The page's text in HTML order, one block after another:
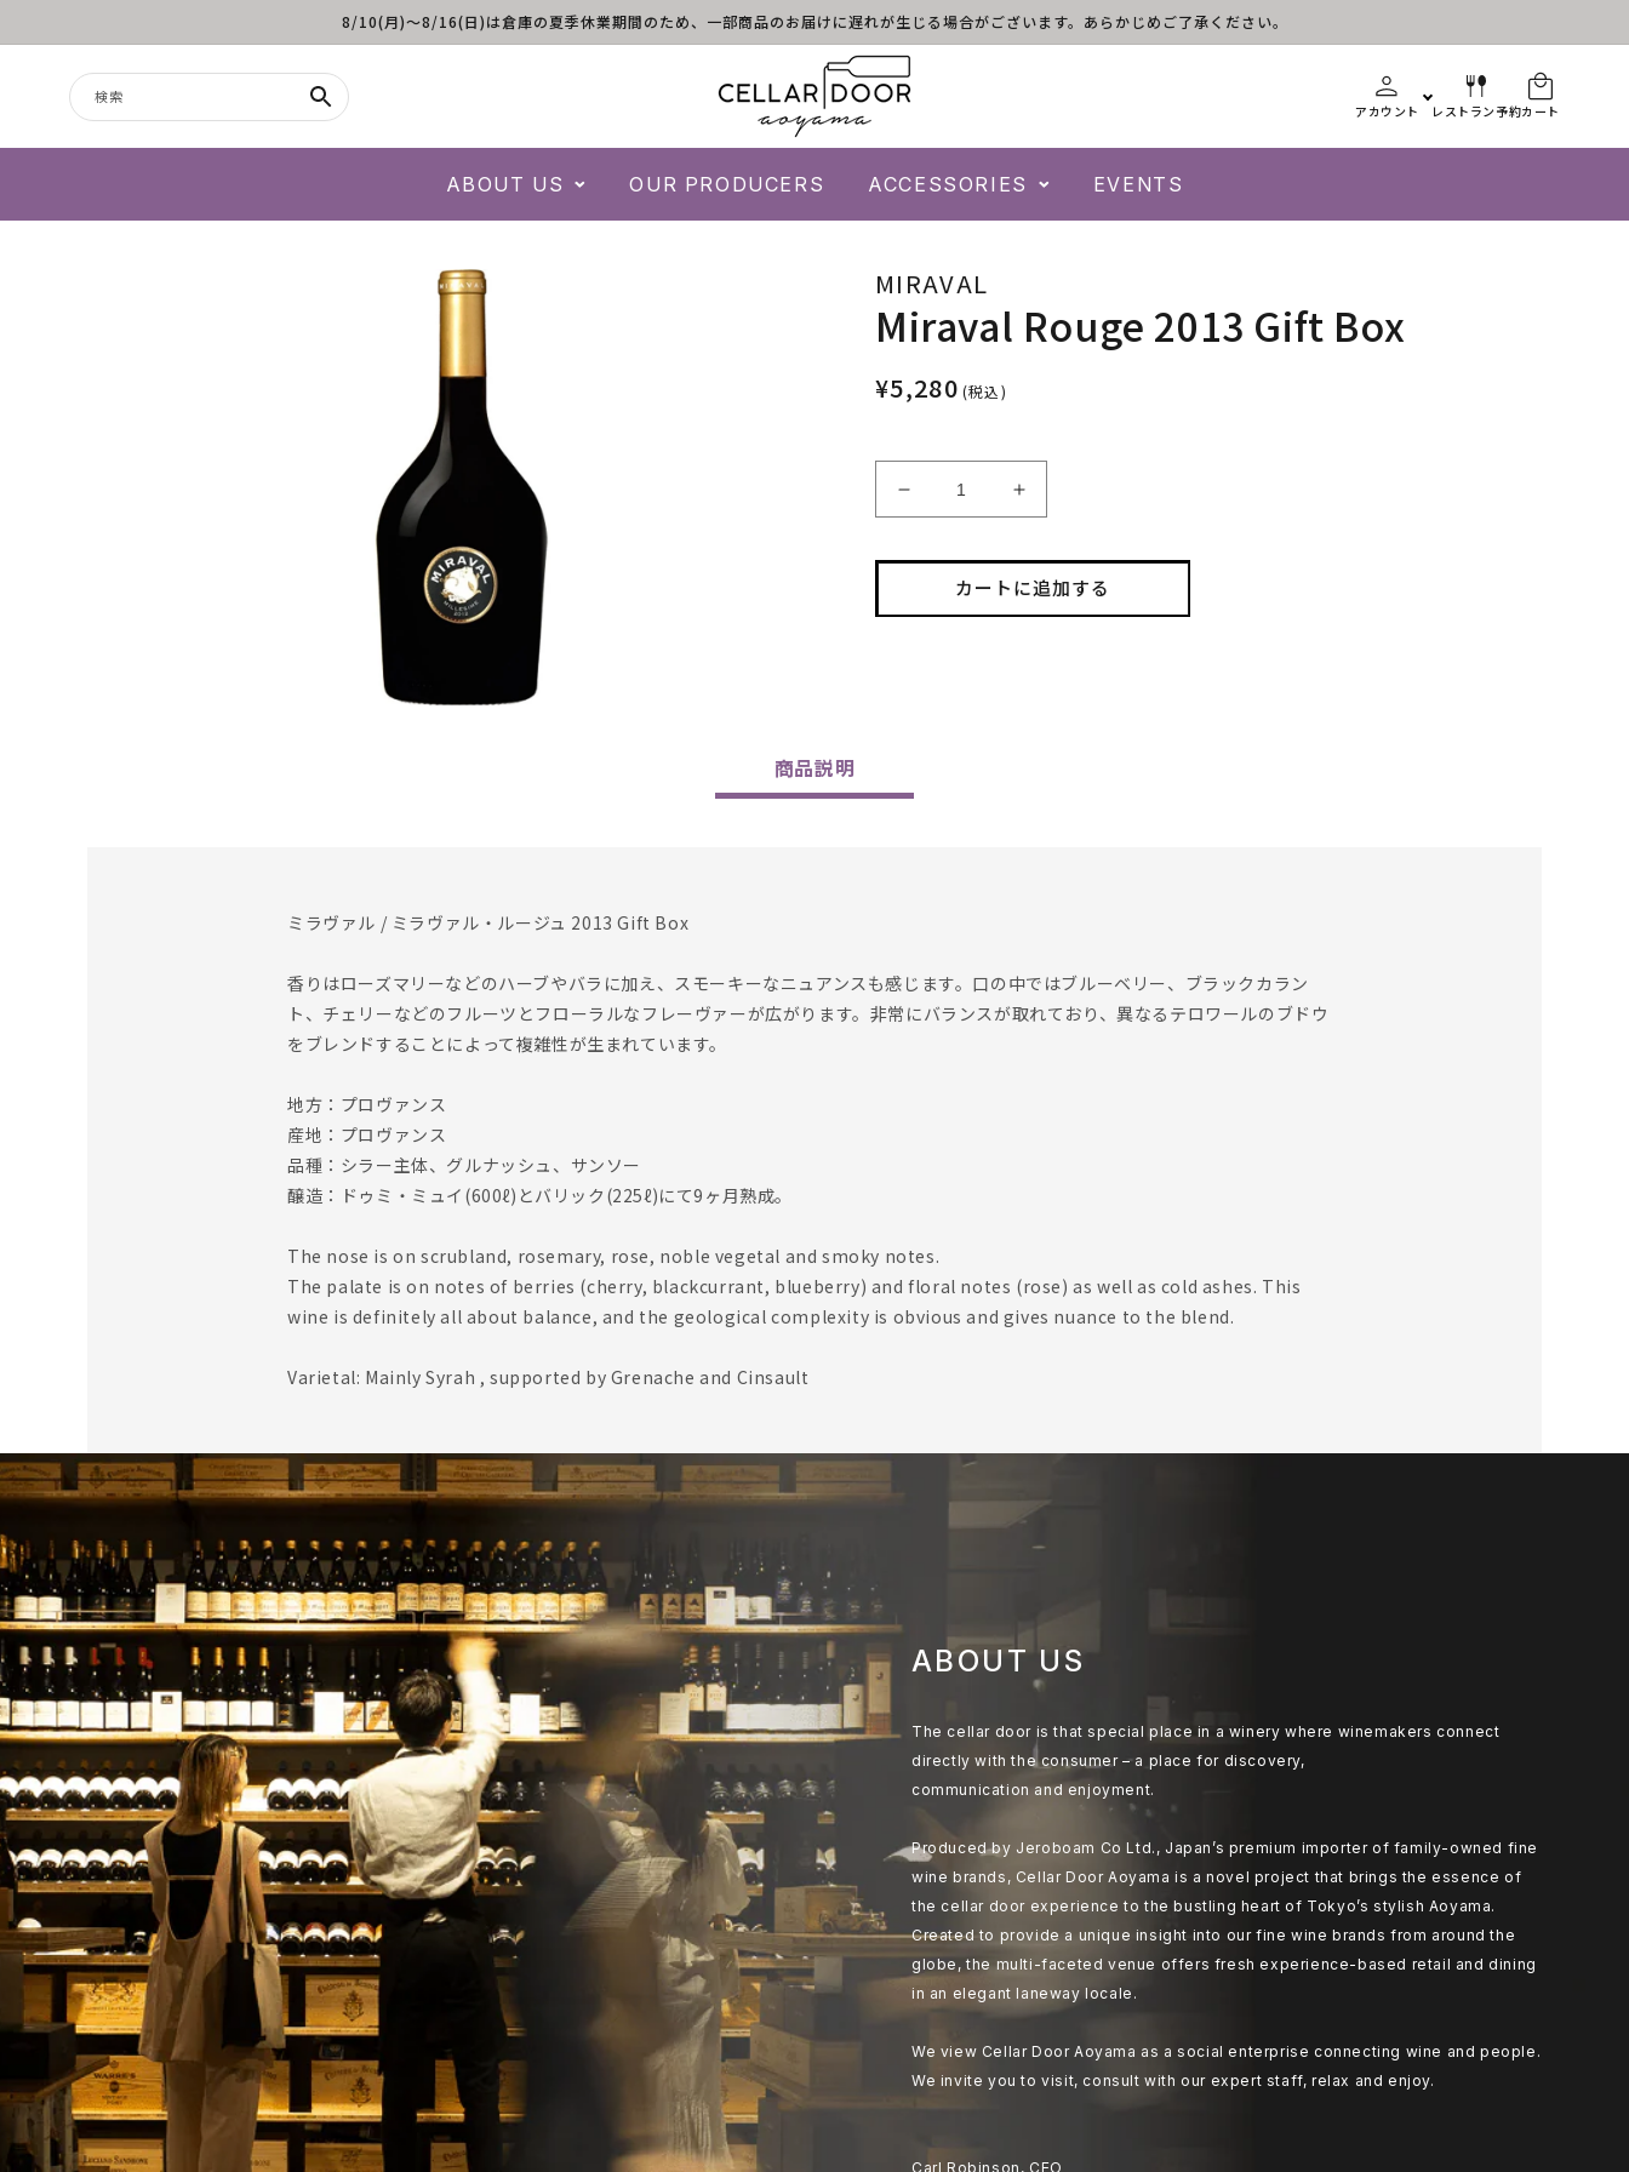
8/10(月)～8/16(日)は倉庫の夏季休業期間のため、一部商品のお届けに遅れが生じる場合がございます。あらかじめご了承ください。
検索
アカウント レストラン予約カート
ABOUT US OUR PRODUCERS ACCESSORIES EVENTS
MIRAVAL
Miraval Rouge 2013 Gift Box
¥5,280 (税込)
Miraval
Rouge
す
Miraval
Rouge
Gift
Box
カートに追加する
商品説明
ミラヴァル / ミラヴァル・ルージュ 2013 Gift Box
香りはローズマリーなどのハーブやバラに加え、スモーキーなニュアンスも感じます。口の中ではブルーベリー、ブラックカラン
ト、チェリーなどのフルーツとフローラルなフレーヴァーが広がります。非常にバランスが取れており、異なるテロワールのブドウ
をブレンドすることによって複雑性が生まれています。
地方：プロヴァンス
産地：プロヴァンス
品種：シラー主体、グルナッシュ、サンソー
醸造：ドゥミ・ミュイ(600ℓ)とバリック(225ℓ)にて9ヶ月熟成。
The nose is on scrubland, rosemary, rose, noble vegetal and smoky notes.
The palate is on notes of berries (cherry, blackcurrant, blueberry) and floral notes (rose) as well as cold ashes. This
wine is definitely all about balance, and the geological complexity is obvious and gives nuance to the blend.
Varietal: Mainly Syrah , supported by Grenache and Cinsault
ABOUT US
The cellar door is that special place in a winery where winemakers connect
directly with the consumer – a place for discovery,
communication and enjoyment.
Produced by Jeroboam Co Ltd., Japan’s premium importer of family-owned fine
wine brands, Cellar Door Aoyama is a novel project that brings the essence of
the cellar door experience to the bustling heart of Tokyo’s stylish Aoyama.
Created to provide a unique insight into our fine wine brands from around the
globe, the multi-faceted venue offers fresh experience-based retail and dining
in an elegant laneway locale.
We view Cellar Door Aoyama as a social enterprise connecting wine and people.
We invite you to visit, consult with our expert staff, relax and enjoy.
Carl Robinson, CEO